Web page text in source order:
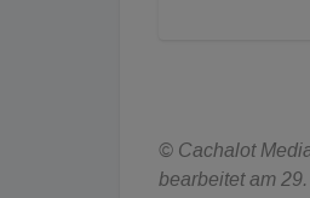
© Cachalot
bearbeitet am